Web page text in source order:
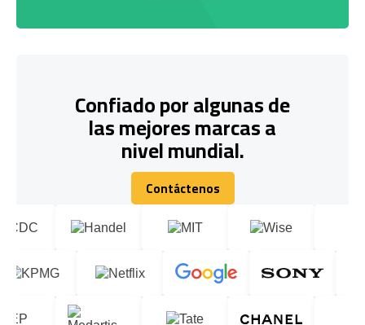
Confiado por algunas de
las mejores marcas a
nivel mundial.
Contáctenos
Contáctenos